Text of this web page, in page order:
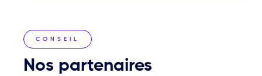
CONSEIL
Nos partenaires